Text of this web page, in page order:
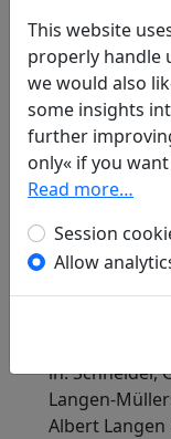
p. 45.
Not
Porzellan (Li
in: Schneider,
Langen-
Albert Langen
p. 71.
in: Schneider,
Langen-
Albert Langen
in: Schneider,
Langen-
Albert Langen
This website
properly handle
we would also
some insights
further
only« if you
Read more…
Session
Allow